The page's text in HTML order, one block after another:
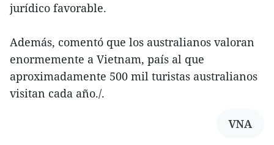
jurídico favorable.
Además, comentó que los australianos valoran
enormemente a Vietnam, país al que
aproximadamente 500 mil turistas australianos
visitan cada año./.
VNA